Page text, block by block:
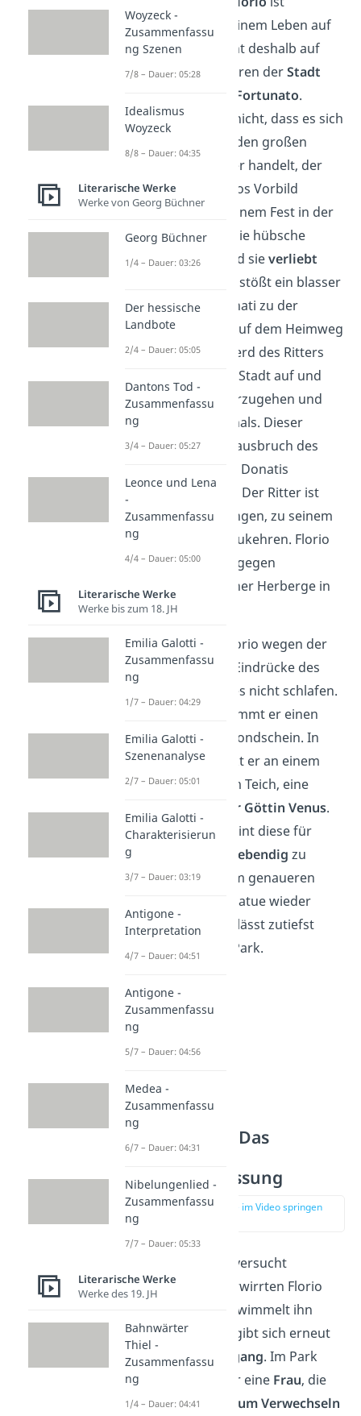
gelangweilt mit seinem Leben auf
dem Land und geht deshalb auf
Reisen. Vor den Toren derStadt
Fortunato.
Zunächst weiß er nicht, dass es sich
bei Fortunato um den großen
Sänger und Dichter handelt, der
schon immer Florios Vorbild
gewesen ist. Auf einem Fest in der
Stadt lernt Florio die hübsche
Biankakennen und sieverliebt
. Später stößt ein blasser
Ritter namens Donati zu der
Festgesellschaft. Auf dem Heimweg
bäumt sich das Pferd des Ritters
vor den Toren der Stadt auf und
weigert sich weiterzugehen und
Donati flucht lauthals. Dieser
plötzliche Gefühlsausbruch des
sonst so höflichen Donatis
verschreckt Florio. Der Ritter ist
schließlich gezwungen, zu seinem
Landhaus zurückzukehren. Florio
und Fortunato hingegen
übernachten in einer Herberge in
der Stadt.
Allerdings kann Florio wegen der
überwältigenden Eindrücke des
vergangenen Tages nicht schlafen.
Daraufhin unternimmt er einen
Spaziergang im Mondschein. In
einem Park erblickt er an einem
Weiher, also einem Teich, eine
Marmorstatue der Göttin Venus.
Im Mondlicht scheint diese für
einen Augenblick
lebendig zu
werden. Doch beim genaueren
Hinsehen ist die Statue wieder
erstarrt. Florio verlässt zutiefst
erschrocken den Park.
Maskenball – Das
Marmorbild
Zusammenfassung
zur Stelle im Video springen
Am nächsten Tag versucht
Fortunato, den verwirrten Florio
aufzuheitern. Der wimmelt ihn
jedoch ab, und begibt sich erneut
auf einenSpaziergang. Im Park
sieht er am Weiher eine Frau, die
derVenusstatue zum Verwechseln
Woyzeck -
Zusammenfassu
ng Szenen
7/8 – Dauer: 05:28
Idealismus
Woyzeck
8/8 – Dauer: 04:35
Literarische Werke
Werke von Georg Büchner
Georg Büchner
1/4 – Dauer: 03:26
Der hessische
Landbote
2/4 – Dauer: 05:05
Dantons Tod -
Zusammenfassu
ng
3/4 – Dauer: 05:27
Leonce und Lena
-
Zusammenfassu
ng
4/4 – Dauer: 05:00
Literarische Werke
Werke bis zum 18. JH
Emilia Galotti -
Zusammenfassu
ng
1/7 – Dauer: 04:29
Emilia Galotti -
Szenenanalyse
2/7 – Dauer: 05:01
Emilia Galotti -
Charakterisierun
g
3/7 – Dauer: 03:19
Antigone -
Interpretation
4/7 – Dauer: 04:51
Antigone -
Zusammenfassu
ng
5/7 – Dauer: 04:56
Medea -
Zusammenfassu
ng
6/7 – Dauer: 04:31
Nibelungenlied -
Zusammenfassu
ng
7/7 – Dauer: 05:33
Literarische Werke
Werke des 19. JH
Bahnwärter
Thiel -
Zusammenfassu
ng
1/4 – Dauer: 04:41